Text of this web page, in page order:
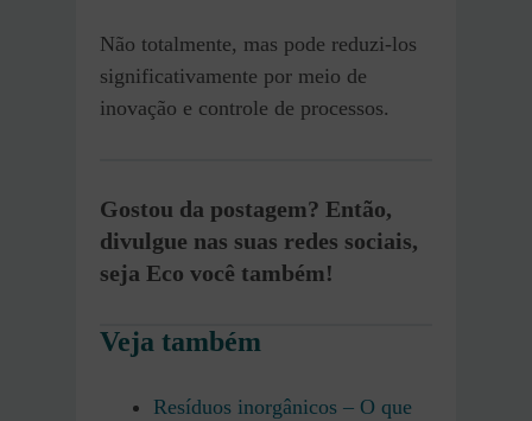
Não totalmente, mas pode reduzi-los
significativamente por meio de
inovação e controle de processos.
Gostou da postagem? Então,
divulgue nas suas redes sociais,
seja Eco você também!
Veja também
Resíduos inorgânicos – O que